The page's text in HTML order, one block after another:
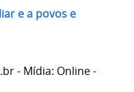
e a povos e
- Mídia: Online -